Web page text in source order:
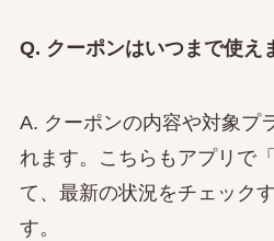
Q. クーポンはいつまで使え
A. クーポンの内容や対象プ
れます。こちらもアプリで
て、最新の状況をチェック
す。